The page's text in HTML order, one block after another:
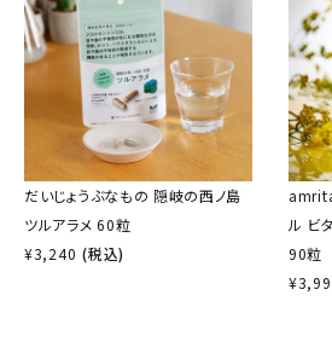
だいじょうぶなもの 隠岐の西ノ島
ツルアラメ 60粒
¥3,240 (税込)
ル ビ
90粒
¥